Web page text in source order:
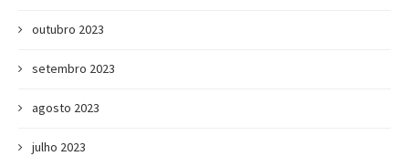
outubro 2023
setembro 2023
agosto 2023
julho 2023